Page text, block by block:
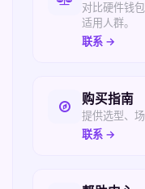
对比硬件钱
适用人群。
联系 →
购买指南
提供选型、
联系 →